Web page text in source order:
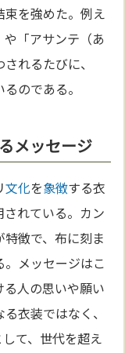
を強めた。例え
「アサンテ（あ
れるたびに、
のである。
メッセージ
文化を象徴する衣
されている。カン
徴で、布に刻ま
メッセージはこ
人の思いや願い
衣装ではなく、
して、世代を超え